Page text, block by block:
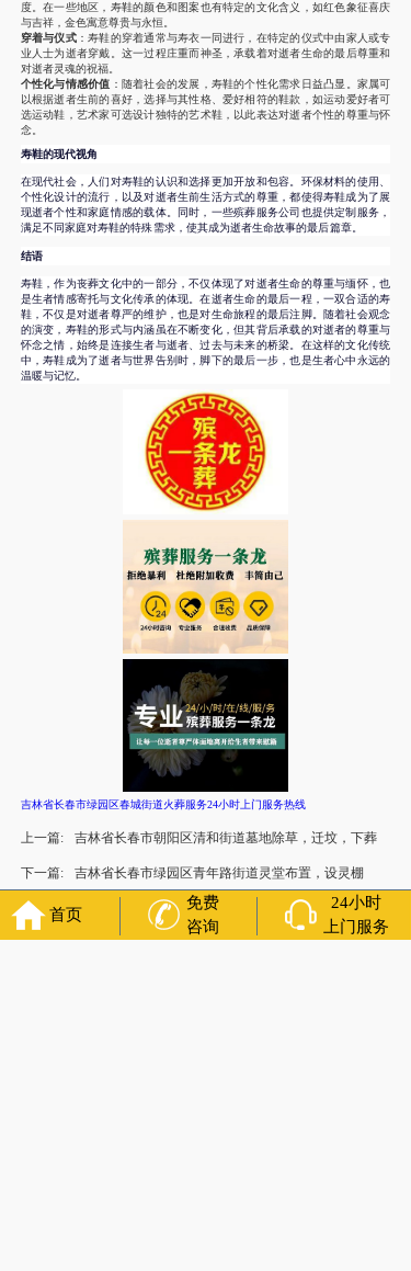
度。在一些地区，寿鞋的颜色和图案也有特定的文化含义，如红色象征喜庆
与吉祥，金色寓意尊贵与永恒。
穿着与仪式：寿鞋的穿着通常与寿衣一同进行，在特定的仪式中由家人或专
业人士为逝者穿戴。这一过程庄重而神圣，承载着对逝者生命的最后尊重和
对逝者灵魂的祝福。
个性化与情感价值 ：随着社会的发展，寿鞋的个性化需求日益凸显。家属可
以根据逝者生前的喜好，选择与其性格、爱好相符的鞋款，如运动爱好者可
选运动鞋，艺术家可选设计独特的艺术鞋，以此表达对逝者个性的尊重与怀
念。
寿鞋的现代视角
在现代社会，人们对寿鞋的认识和选择更加开放和包容。环保材料的使用、
个性化设计的流行，以及对逝者生前生活方式的尊重，都使得寿鞋成为了展
现逝者个性和家庭情感的载体。同时，一些殡葬服务公司也提供定制服务，
满足不同家庭对寿鞋的特殊需求，使其成为逝者生命故事的最后篇章。
结语
寿鞋，作为丧葬文化中的一部分，不仅体现了对逝者生命的尊重与缅怀，也
是生者情感寄托与文化传承的体现。在逝者生命的最后一程，一双合适的寿
鞋，不仅是对逝者尊严的维护，也是对生命旅程的最后注脚。随着社会观念
的演变，寿鞋的形式与内涵虽在不断变化，但其背后承载的对逝者的尊重与
怀念之情，始终是连接生者与逝者、过去与未来的桥梁。在这样的文化传统
中，寿鞋成为了逝者与世界告别时，脚下的最后一步，也是生者心中永远的
温暖与记忆。
吉林省长春市绿园区春城街道火葬服务24小时上门服务热线
上一篇: 吉林省长春市朝阳区清和街道墓地除草，迁坟，下葬
下一篇: 吉林省长春市绿园区青年路街道灵堂布置，设灵棚
首页
免费
咨询
24小时
上门服务